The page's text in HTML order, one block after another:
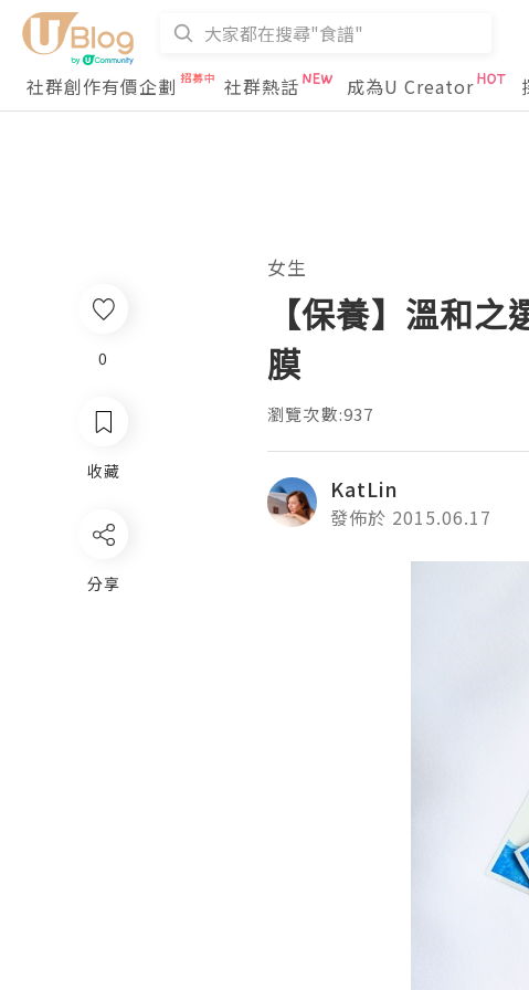
社群創作有價企劃 社群熱話 成為U Creator
0
收藏
分享
女生
【保養】溫和
膜
瀏覽次數:937
KatLin
發佈於 2015.06.17